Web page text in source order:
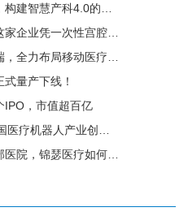
科4.0的全流程闭环管理
镜强势入局 | 复星·星未来创业营
力布局移动医疗市场
量产下线！
IPO，市值超百亿
器人产业创新大会”！
如何发力混合现实手术导航？